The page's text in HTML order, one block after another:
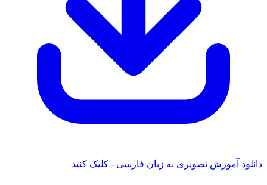
آموزش تصویری به زبان فارسی - کلیک کنید